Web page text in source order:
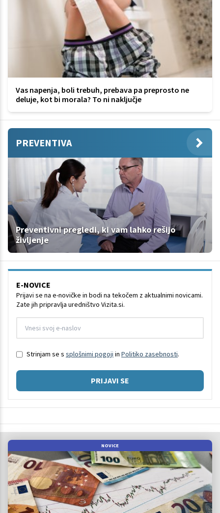
Vas napenja, boli trebuh, prebava pa preprosto ne
deluje, kot bi morala? To ni naključje
PREVENTIVA
Preventivni pregledi, ki vam lahko rešijo
življenje
E-NOVICE
Prijavi se na e-novičke in bodi na tekočem z aktualnimi novicami.
Zate jih pripravlja uredništvo Vizita.si.
Strinjam se s splošnimi pogoji in Politiko zasebnosti.
PRIJAVI SE
NOVICE